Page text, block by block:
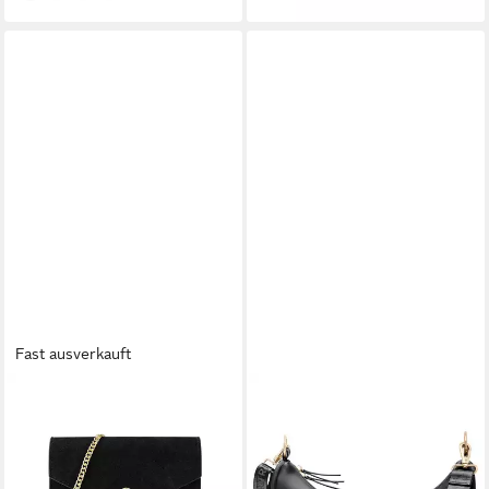
Fast ausverkauft
Bella Damen Klassisch
Unifarbe Innen (Kein Set, Kein
Half Moon Bag
Schultertasche, Elegante